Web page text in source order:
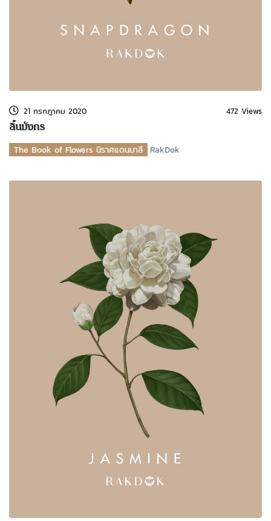
21 กรกฎาคม 2020 472 Views
ลิ้นมังกร
The Book of Flowers นิราศแดนมาลี RakDok